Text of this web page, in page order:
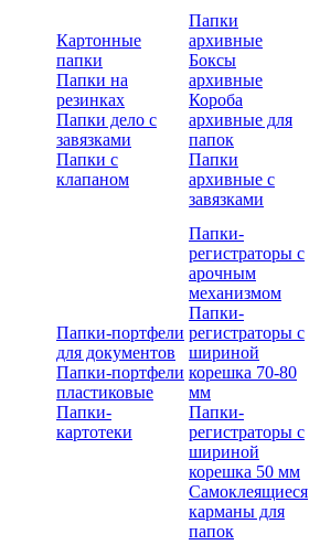
Картонные
папки
Папки на
резинках
Папки дело с
завязками
Папки с
клапаном
Папки
архивные
Боксы
архивные
Короба
архивные для
папок
Папки
архивные с
завязками
Папки-портфели
для документов
Папки-портфели
пластиковые
Папки-
картотеки
Папки-
регистраторы с
арочным
механизмом
Папки-
регистраторы с
шириной
корешка 70-80
мм
Папки-
регистраторы с
шириной
корешка 50 мм
Самоклеящиеся
карманы для
папок